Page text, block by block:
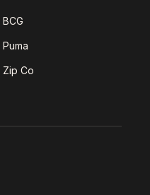
BCG
Puma
Zip Co